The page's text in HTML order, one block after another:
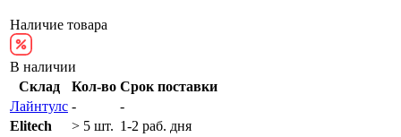
Наличие товара
В наличии
Склад
Кол-во Срок поставки
Лайнтулс -
-
Elitech
> 5 шт. 1-2 раб. дня